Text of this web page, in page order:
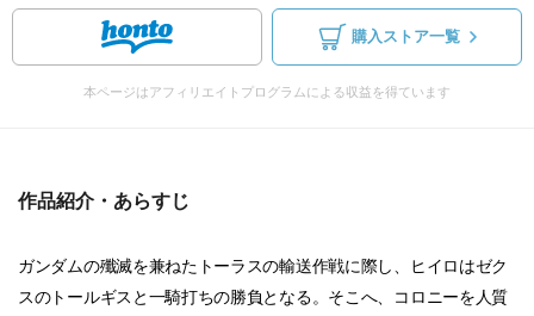
購入ストア一覧
本ページはアフィリエイトプログラムによる収益を得ています
作品紹介・あらすじ
ガンダムの殲滅を兼ねたトーラスの輸送作戦に際し、ヒイロはゼク
スのトールギスと一騎打ちの勝負となる。そこへ、コロニーを人質